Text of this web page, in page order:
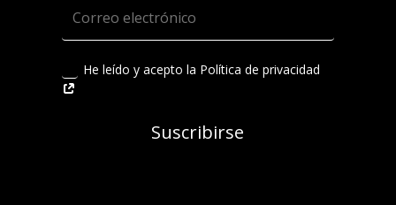
He leído y acepto la Política de privacidad
Suscribirse